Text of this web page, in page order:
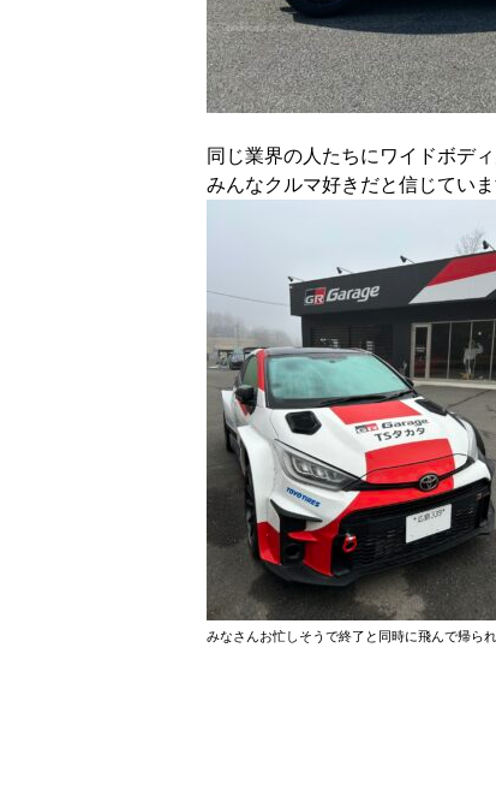
同じ業界の人たちにワイドボディ
みんなクルマ好きだと信じていま
みなさんお忙しそうで終了と同時に飛んで帰ら